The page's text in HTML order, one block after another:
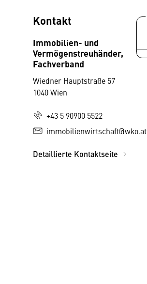
Kontakt
Immobilien- und
Vermögenstreuhänder,
Fachverband
Wiedner Hauptstraße 57
1040 Wien
+43 5 90900 5522
immobilienwirtschaft@wko.at
Detaillierte Kontaktseite